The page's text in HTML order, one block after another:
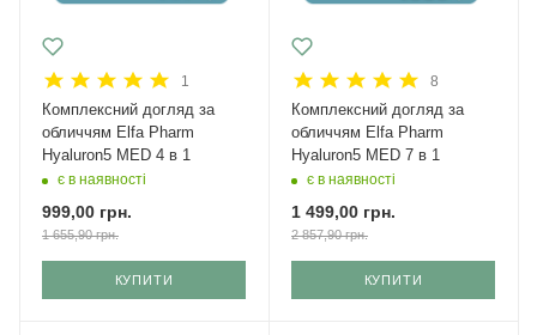
1
Комплексний догляд за
обличчям Elfa Pharm
Hyaluron5 MED 4 в 1
є в наявності
999,00 грн.
1 655,90грн.
КУПИТИ
8
Комплексний догляд за
обличчям Elfa Pharm
Hyaluron5 MED 7 в 1
є в наявності
1 499,00 грн.
2 857,90грн.
КУПИТИ